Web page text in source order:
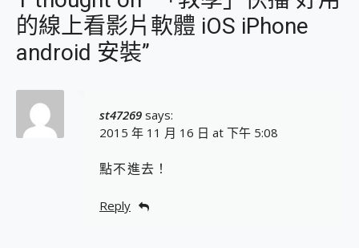
的線上看影片軟體 iOS iPhone
android 安裝”
st47269 says:
2015 年 11 月 16 日 at 下午 5:08
點不進去！
Reply